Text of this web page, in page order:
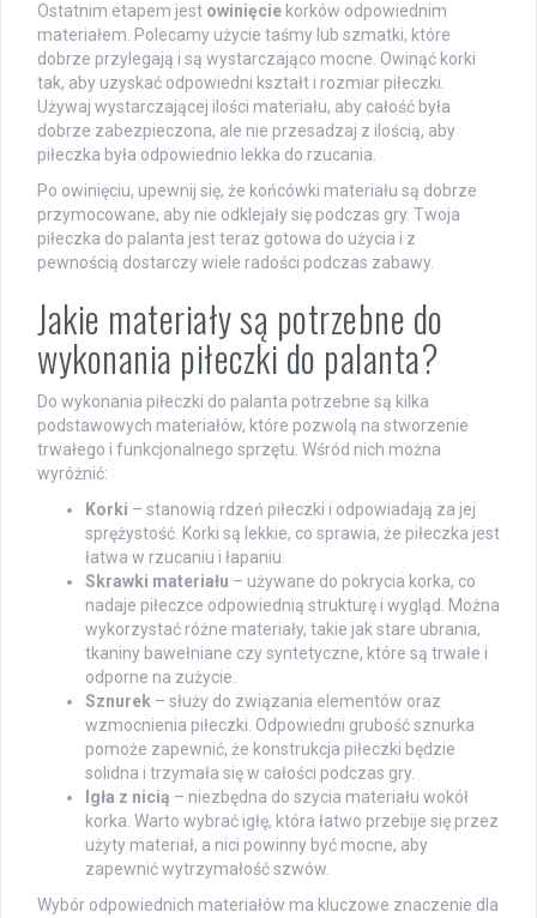
Ostatnim etapem jest owinięcie korków odpowiednim
materiałem. Polecamy użycie taśmy lub szmatki, które
dobrze przylegają i są wystarczająco mocne. Owinąć korki
tak, aby uzyskać odpowiedni kształt i rozmiar piłeczki.
Używaj wystarczającej ilości materiału, aby całość była
dobrze zabezpieczona, ale nie przesadzaj z ilością, aby
piłeczka była odpowiednio lekka do rzucania.
Po owinięciu, upewnij się, że końcówki materiału są dobrze
przymocowane, aby nie odklejały się podczas gry. Twoja
piłeczka do palanta jest teraz gotowa do użycia i z
pewnością dostarczy wiele radości podczas zabawy.
Jakie materiały są potrzebne do
wykonania piłeczki do palanta?
Do wykonania piłeczki do palanta potrzebne są kilka
podstawowych materiałów, które pozwolą na stworzenie
trwałego i funkcjonalnego sprzętu. Wśród nich można
wyróżnić:
Korki – stanowią rdzeń piłeczki i odpowiadają za jej
sprężystość. Korki są lekkie, co sprawia, że piłeczka jest
łatwa w rzucaniu i łapaniu.
Skrawki materiału – używane do pokrycia korka, co
nadaje piłeczce odpowiednią strukturę i wygląd. Można
wykorzystać różne materiały, takie jak stare ubrania,
tkaniny bawełniane czy syntetyczne, które są trwałe i
odporne na zużycie.
Sznurek – służy do związania elementów oraz
wzmocnienia piłeczki. Odpowiedni grubość sznurka
pomoże zapewnić, że konstrukcja piłeczki będzie
solidna i trzymała się w całości podczas gry.
Igła z nicią – niezbędna do szycia materiału wokół
korka. Warto wybrać igłę, która łatwo przebije się przez
użyty materiał, a nici powinny być mocne, aby
zapewnić wytrzymałość szwów.
Wybór odpowiednich materiałów ma kluczowe znaczenie dla